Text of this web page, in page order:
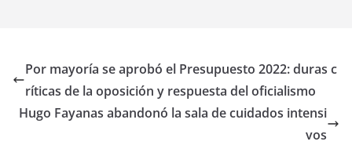
Por mayoría se aprobó el Presupuesto 2022: duras c
ríticas de la oposición y respuesta del oficialismo
Hugo Fayanas abandonó la sala de cuidados intensi
vos